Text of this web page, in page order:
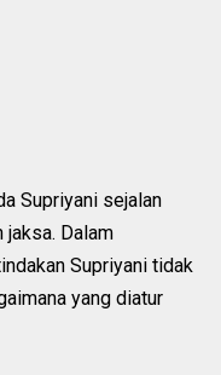
Supriyani sejalan
jaksa. Dalam
Supriyani tidak
yang diatur